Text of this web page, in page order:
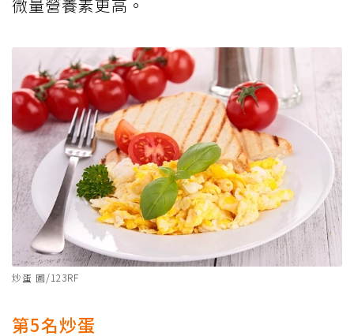
微量營養素更高。
炒蛋 圖/123RF
第5名炒蛋